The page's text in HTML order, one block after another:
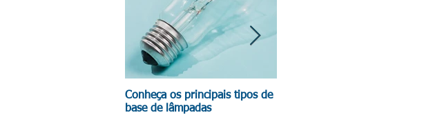
Conheça os principais tipos de
base de lâmpadas